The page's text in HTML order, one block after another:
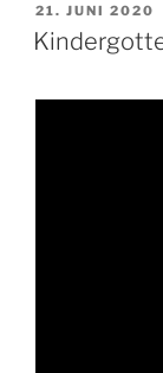
AM
21. JUNI 2020